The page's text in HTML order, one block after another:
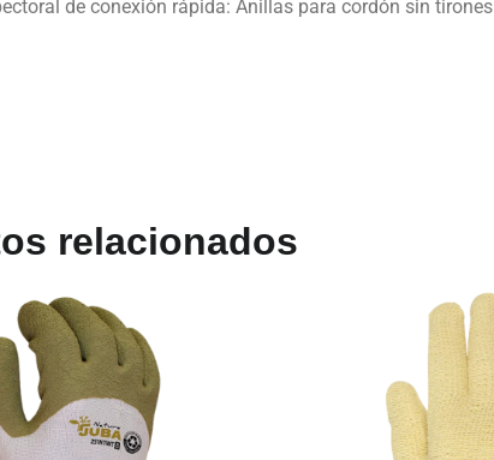
de conexión rápida: Anillas para cordón sin tirones
relacionados